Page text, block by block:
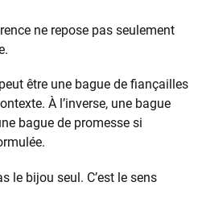
ne repose pas seulement
être une bague de fiançailles
À l’inverse, une bague
bague de promesse si
le bijou seul. C’est le sens